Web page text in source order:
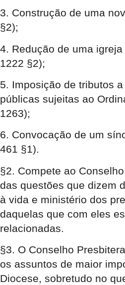
3. Construção de uma
§2);
4. Redução de uma
1222 §2);
5. Imposição de tributos
públicas sujeitas ao
1263);
6. Convocação de um
461 §1).
§2. Compete ao
das questões que dizem
à vida e ministério dos
daquelas que com eles
relacionadas.
§3. O Conselho
os assuntos de maior
Diocese, sobretudo no